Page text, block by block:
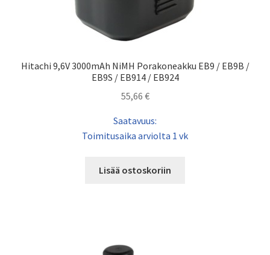
Hitachi 9,6V 3000mAh NiMH Porakoneakku EB9 / EB9B /
EB9S / EB914 / EB924
55,66 €
Saatavuus:
Toimitusaika arviolta 1 vk
Lisää ostoskoriin